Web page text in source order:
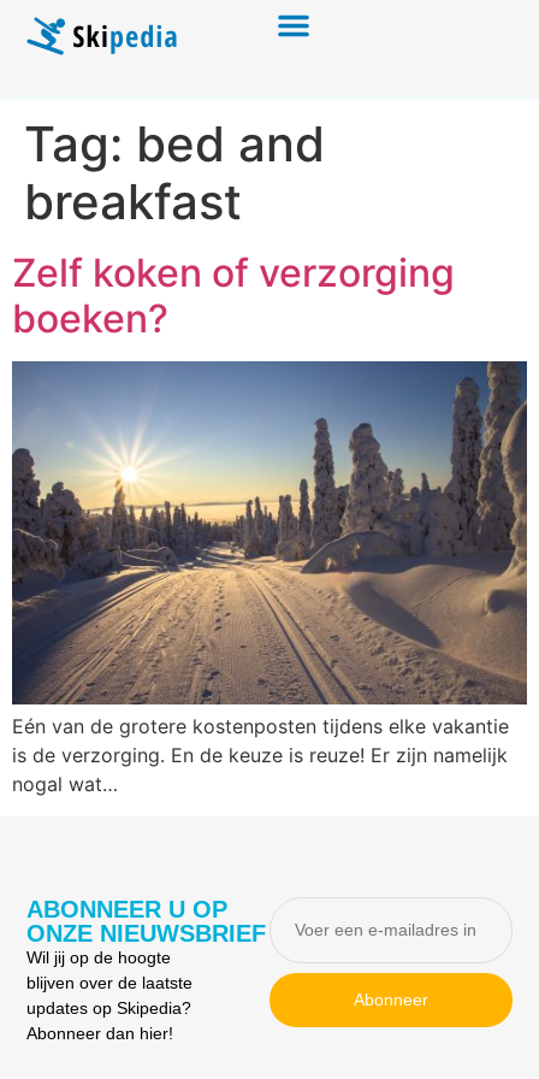
Tag: bed and
breakfast
Zelf koken of verzorging
boeken?
Eén van de grotere kostenposten tijdens elke vakantie
is de verzorging. En de keuze is reuze! Er zijn namelijk
nogal wat…
ABONNEER U OP
ONZE NIEUWSBRIEF
Wil jij op de hoogte
blijven over de laatste
updates op Skipedia?
Abonneer dan hier!
Abonneer